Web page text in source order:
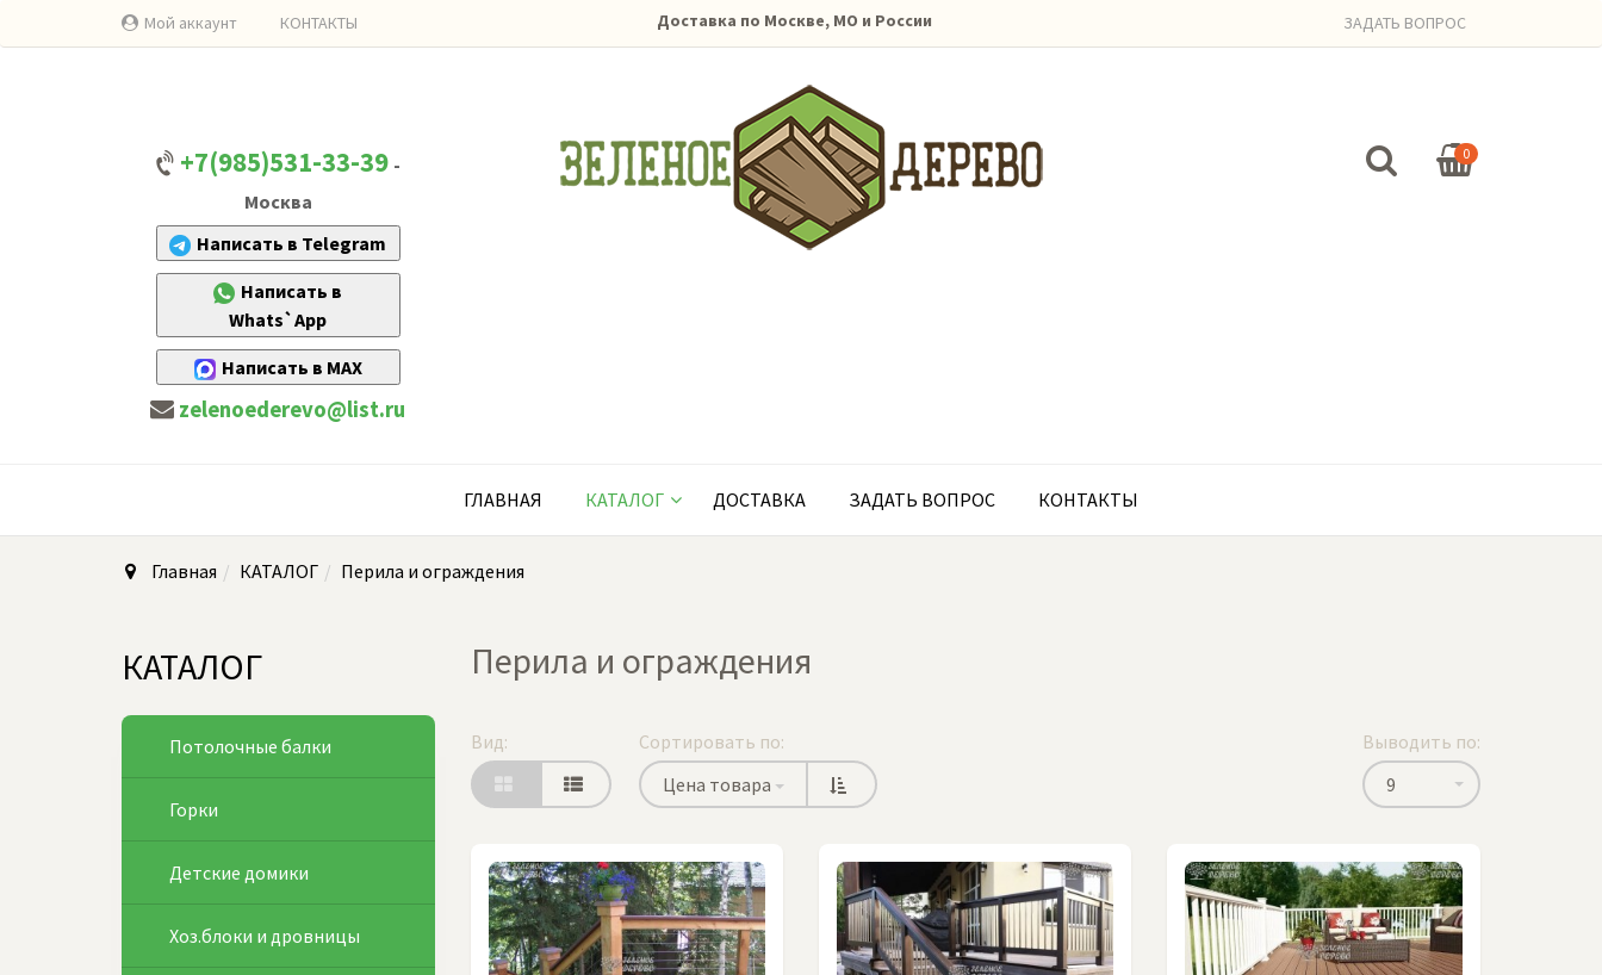
Мой аккаунт КОНТАКТЫ Доставка по Москве, МО и России ЗАДАТЬ ВОПРОС
+7(985)531-33-39 -
Москва
Написать в Telegram
Написать в
Whats`App
Написать в MAX
zelenoederevo@list.ru
0
ГЛАВНАЯ КАТАЛОГ ДОСТАВКА ЗАДАТЬ ВОПРОС КОНТАКТЫ
Главная КАТАЛОГ Перила и ограждения
Перила и ограждения
Вид:
Сортировать по:
Цена товара
Выводить по:
9
КАТАЛОГ
Потолочные балки
Горки
Детские домики
Хоз.блоки и дровницы